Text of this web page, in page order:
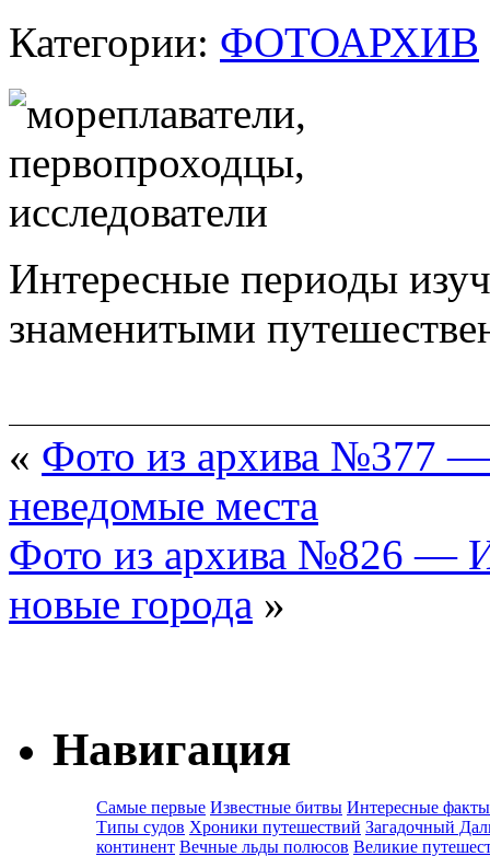
Категории: ФОТОАРХИВ
Интересные периоды
знаменитыми
« Фото из архива №377 —
неведомые места
Фото из архива №826 —
новые города »
Навигация
Самые первые Известные битвы Интересные факты
Типы судов Хроники путешествий Загадочный
континент Вечные льды полюсов Великие